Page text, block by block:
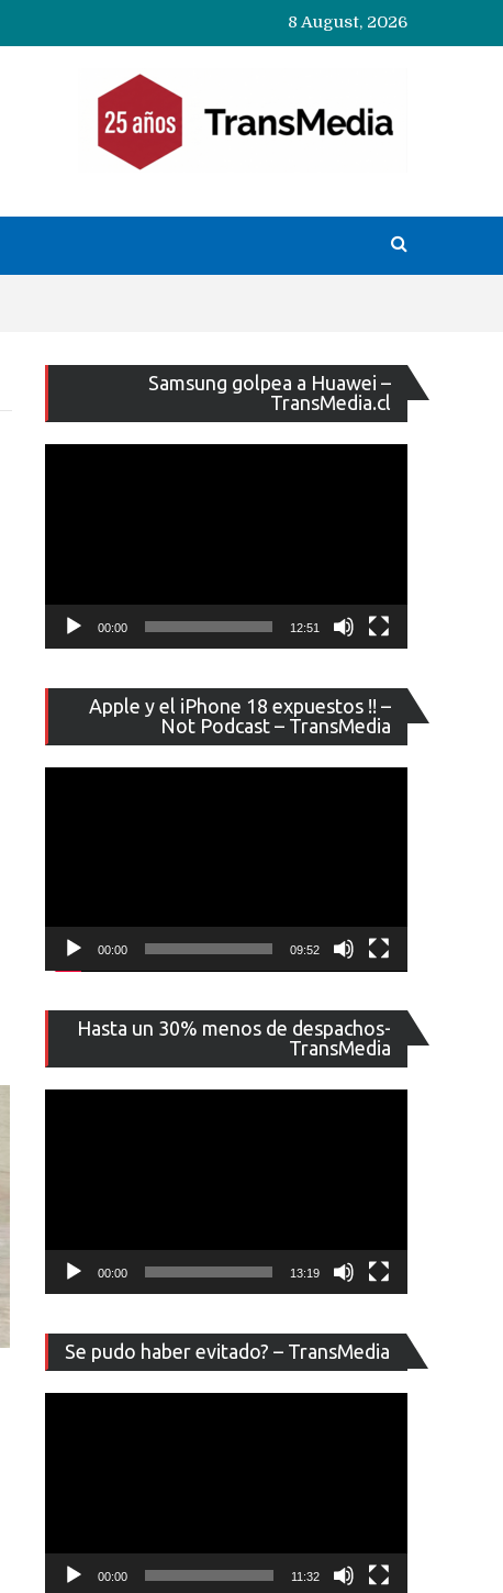
8 August, 2026
Samsung golpea a Huawei –
TransMedia.cl
de
vídeo
00:00 12:51
Apple y el iPhone 18 expuestos !! –
Not Podcast – TransMedia
de
vídeo
00:00 09:52
Hasta un 30% menos de despachos-
TransMedia
de
vídeo
00:00 13:19
Se pudo haber evitado? – TransMedia
de
vídeo
00:00 11:32